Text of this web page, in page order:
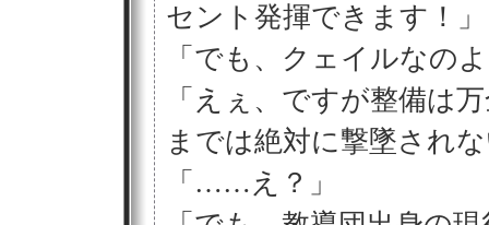
セント発揮できます！」
「でも、クェイルなの
「えぇ、ですが整備は
までは絶対に撃墜され
「……え？」